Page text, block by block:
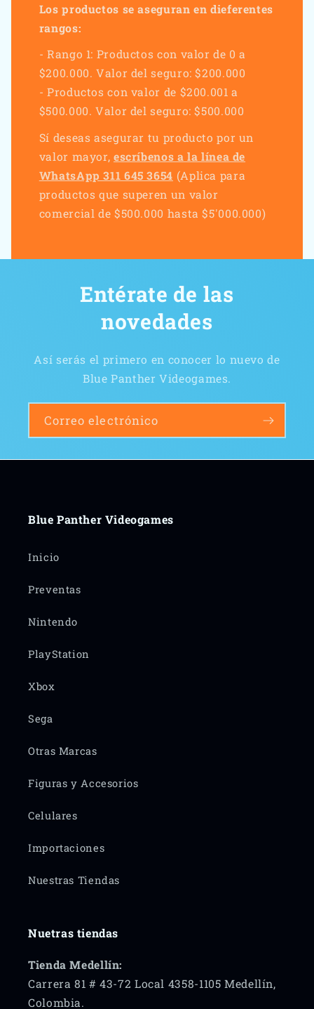
Los productos se aseguran en dieferentes
rangos:
- Rango 1: Productos con valor de 0 a
$200.000. Valor del seguro: $200.000
- Productos con valor de $200.001 a
$500.000. Valor del seguro: $500.000
Sí deseas asegurar tu producto por un
valor mayor, escríbenos a la línea de
WhatsApp 311 645 3654 (Aplica para
productos que superen un valor
comercial de $500.000 hasta $5'000.000)
Entérate de las
novedades
Así serás el primero en conocer lo nuevo de
Blue Panther Videogames.
Correo electrónico
Blue Panther Videogames
Inicio
Preventas
Nintendo
PlayStation
Xbox
Sega
Otras Marcas
Figuras y Accesorios
Celulares
Importaciones
Nuestras Tiendas
Nuetras tiendas
Tienda Medellín:
Carrera 81 # 43-72 Local 4358-1105 Medellín,
Colombia.